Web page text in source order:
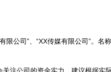
限公司”、“XX传媒有限公司”。名